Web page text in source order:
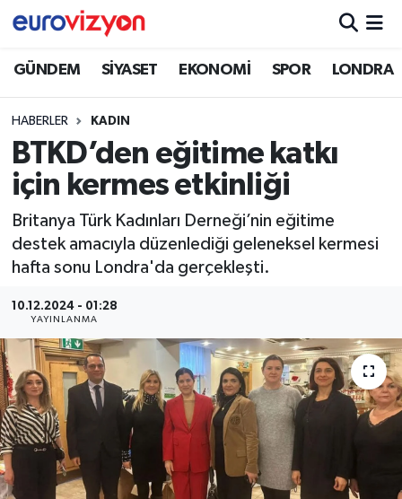
GÜNDEM SİYASET EKONOMİ SPOR LONDRA
HABERLER KADIN
BTKD’den eğitime katkı
için kermes etkinliği
Britanya Türk Kadınları Derneği’nin eğitime
destek amacıyla düzenlediği geleneksel kermesi
hafta sonu Londra'da gerçekleşti.
10.12.2024 - 01:28
YAYINLANMA